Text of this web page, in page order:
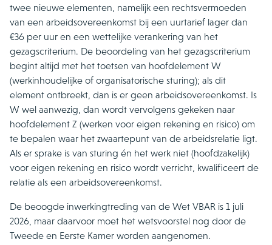
twee nieuwe elementen, namelijk een rechtsvermoeden
van een arbeidsovereenkomst bij een uurtarief lager dan
€36 per uur en een wettelijke verankering van het
gezagscriterium. De beoordeling van het gezagscriterium
begint altijd met het toetsen van hoofdelement W
(werkinhoudelijke of organisatorische sturing); als dit
element ontbreekt, dan is er geen arbeidsovereenkomst. Is
W wel aanwezig, dan wordt vervolgens gekeken naar
hoofdelement Z (werken voor eigen rekening en risico) om
te bepalen waar het zwaartepunt van de arbeidsrelatie ligt.
Als er sprake is van sturing én het werk niet (hoofdzakelijk)
voor eigen rekening en risico wordt verricht, kwalificeert de
relatie als een arbeidsovereenkomst.
De beoogde inwerkingtreding van de Wet VBAR is 1 juli
2026, maar daarvoor moet het wetsvoorstel nog door de
Tweede en Eerste Kamer worden aangenomen.